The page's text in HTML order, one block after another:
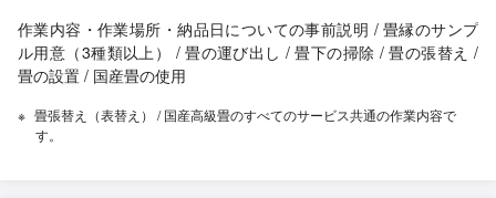
作業内容・作業場所・納品日についての事前説明 / 畳縁のサンプ
ル用意（3種類以上） / 畳の運び出し / 畳下の掃除 / 畳の張替え /
畳の設置 / 国産畳の使用
畳張替え（表替え） / 国産高級畳のすべてのサービス共通の作業内容で
す。